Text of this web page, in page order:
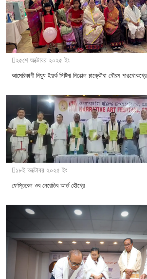
২৫শে অক্টোবর ২০২৫ ইং
আমেরিকাগী নিয়্যু ইয়র্ক সিটিদা নিঙোল চাক্কৌবা থৌরম পাঙথোকখ্রে
১৮ই অক্টোবর ২০২৫ ইং
ফেস্তিবেল ওব নেরেতিব আর্ত হৌখ্রে